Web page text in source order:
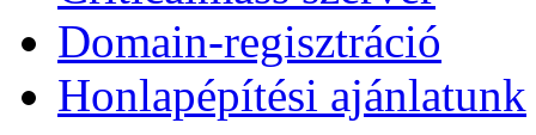
Domain-regisztráció
Honlapépítési ajánlatunk